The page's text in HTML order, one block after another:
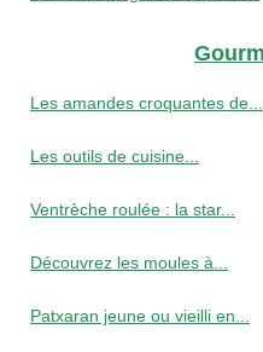
Les amandes croquantes de...
Les outils de cuisine...
Ventrèche roulée : la star...
Découvrez les moules à...
Patxaran jeune ou vieilli en...